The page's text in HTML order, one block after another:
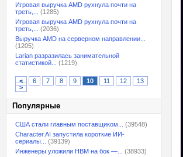
Игровая выручка AMD рухнула почти на
треть,...
(1285)
Игровая выручка AMD рухнула почти на
треть,...
(2036)
Выручка AMD на серверном направлении...
(1205)
Larian разразилась занимательной
статистикой...
(1219)
< 6 7 8 9 10 11 12
13
>
Популярные
США стали главным поставщиком...
(39548)
Character.AI запустила короткие ИИ-
сериалы...
(39139)
Инженеры уложили HBM на бок —...
(38933)